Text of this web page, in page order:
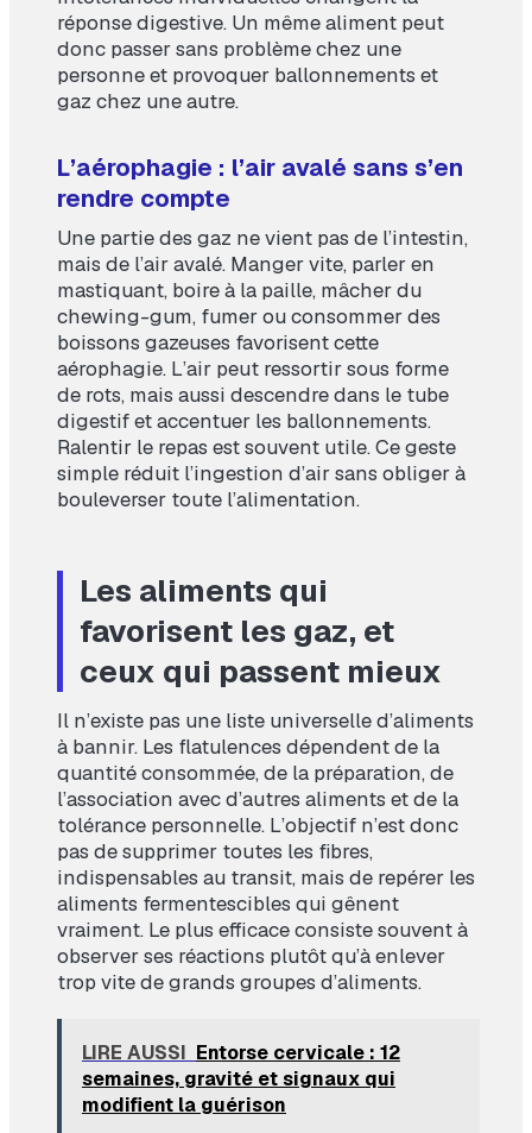
réponse digestive. Un même aliment peut
donc passer sans problème chez une
personne et provoquer ballonnements et
gaz chez une autre.
L’aérophagie : l’air avalé sans s’en
rendre compte
Une partie des gaz ne vient pas de l’intestin,
mais de l’air avalé. Manger vite, parler en
mastiquant, boire à la paille, mâcher du
chewing-gum, fumer ou consommer des
boissons gazeuses favorisent cette
aérophagie. L’air peut ressortir sous forme
de rots, mais aussi descendre dans le tube
digestif et accentuer les ballonnements.
Ralentir le repas est souvent utile. Ce geste
simple réduit l’ingestion d’air sans obliger à
bouleverser toute l’alimentation.
Les aliments qui
favorisent les gaz, et
ceux qui passent mieux
Il n’existe pas une liste universelle d’aliments
à bannir. Les flatulences dépendent de la
quantité consommée, de la préparation, de
l’association avec d’autres aliments et de la
tolérance personnelle. L’objectif n’est donc
pas de supprimer toutes les fibres,
indispensables au transit, mais de repérer les
aliments fermentescibles qui gênent
vraiment. Le plus efficace consiste souvent à
observer ses réactions plutôt qu’à enlever
trop vite de grands groupes d’aliments.
LIRE AUSSI Entorse cervicale : 12
semaines, gravité et signaux qui
modifient la guérison